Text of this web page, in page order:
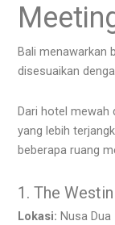
Bali menawarkan
disesuaikan
Dari hotel mewah
yang lebih
beberapa ruang
1. The
Lokasi: Nusa Dua